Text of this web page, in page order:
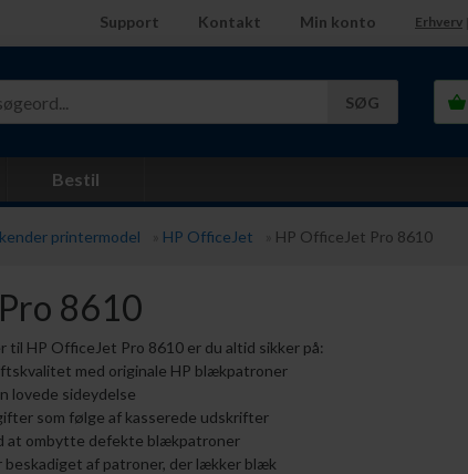
Support Kontakt Min konto Erhverv
Bestil
kender printermodel HP OfficeJet HP OfficeJet Pro 8610
8610
til HP OfficeJet Pro 8610 er du altid sikker på:
med originale HP blækpatroner
lovede sideydelse
som følge af kasserede udskrifter
at ombytte defekte blækpatroner
beskadiget af patroner, der lækker blæk